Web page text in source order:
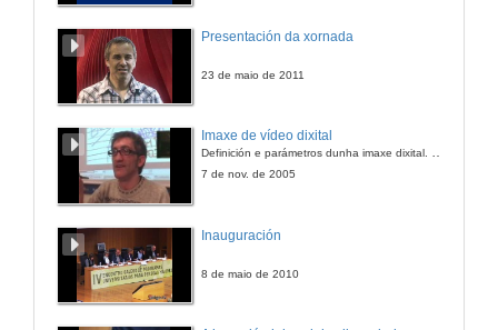
Presentación da xornada
23 de maio de 2011
Imaxe de vídeo dixital
7 de nov. de 2005
Inauguración
8 de maio de 2010